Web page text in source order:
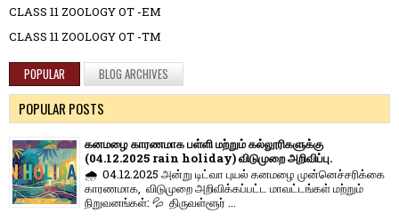
CLASS 11 ZOOLOGY OT -EM
CLASS 11 ZOOLOGY OT -TM
POPULAR BLOG ARCHIVES
POPULAR POSTS
கனமழை காரணமாக பள்ளி மற்றும் கல்லூரிகளுக்கு
(04.12.2025 rain holiday) விடுமுறை அறிவிப்பு.
🌧️ 04.12.2025 அன்று டிட்வா புயல் கனமழை முன்னெச்சரிக்கை
காரணமாக, விடுமுறை அறிவிக்கப்பட்ட மாவட்டங்கள் மற்றும்
நிறுவனங்கள்: 💦 திருவள்ளூர் ...